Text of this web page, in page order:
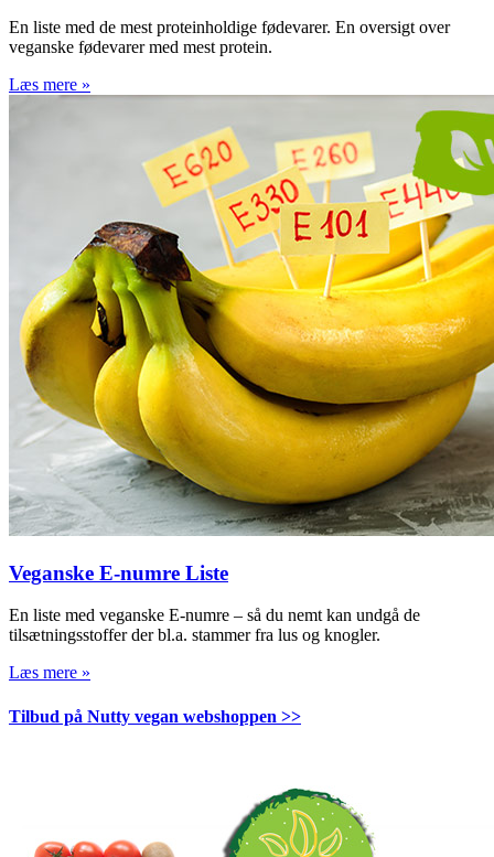
En liste med de mest proteinholdige fødevarer. En oversigt over
veganske fødevarer med mest protein.
Læs mere »
Veganske E-numre Liste
En liste med veganske E-numre – så du nemt kan undgå de
tilsætningsstoffer der bl.a. stammer fra lus og knogler.
Læs mere »
Tilbud på Nutty vegan webshoppen >>